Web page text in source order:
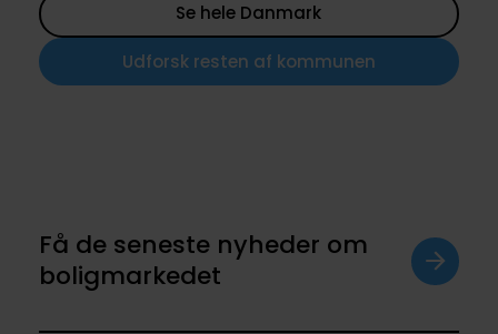
Se hele Danmark
Udforsk resten af kommunen
Få de seneste nyheder om
boligmarkedet